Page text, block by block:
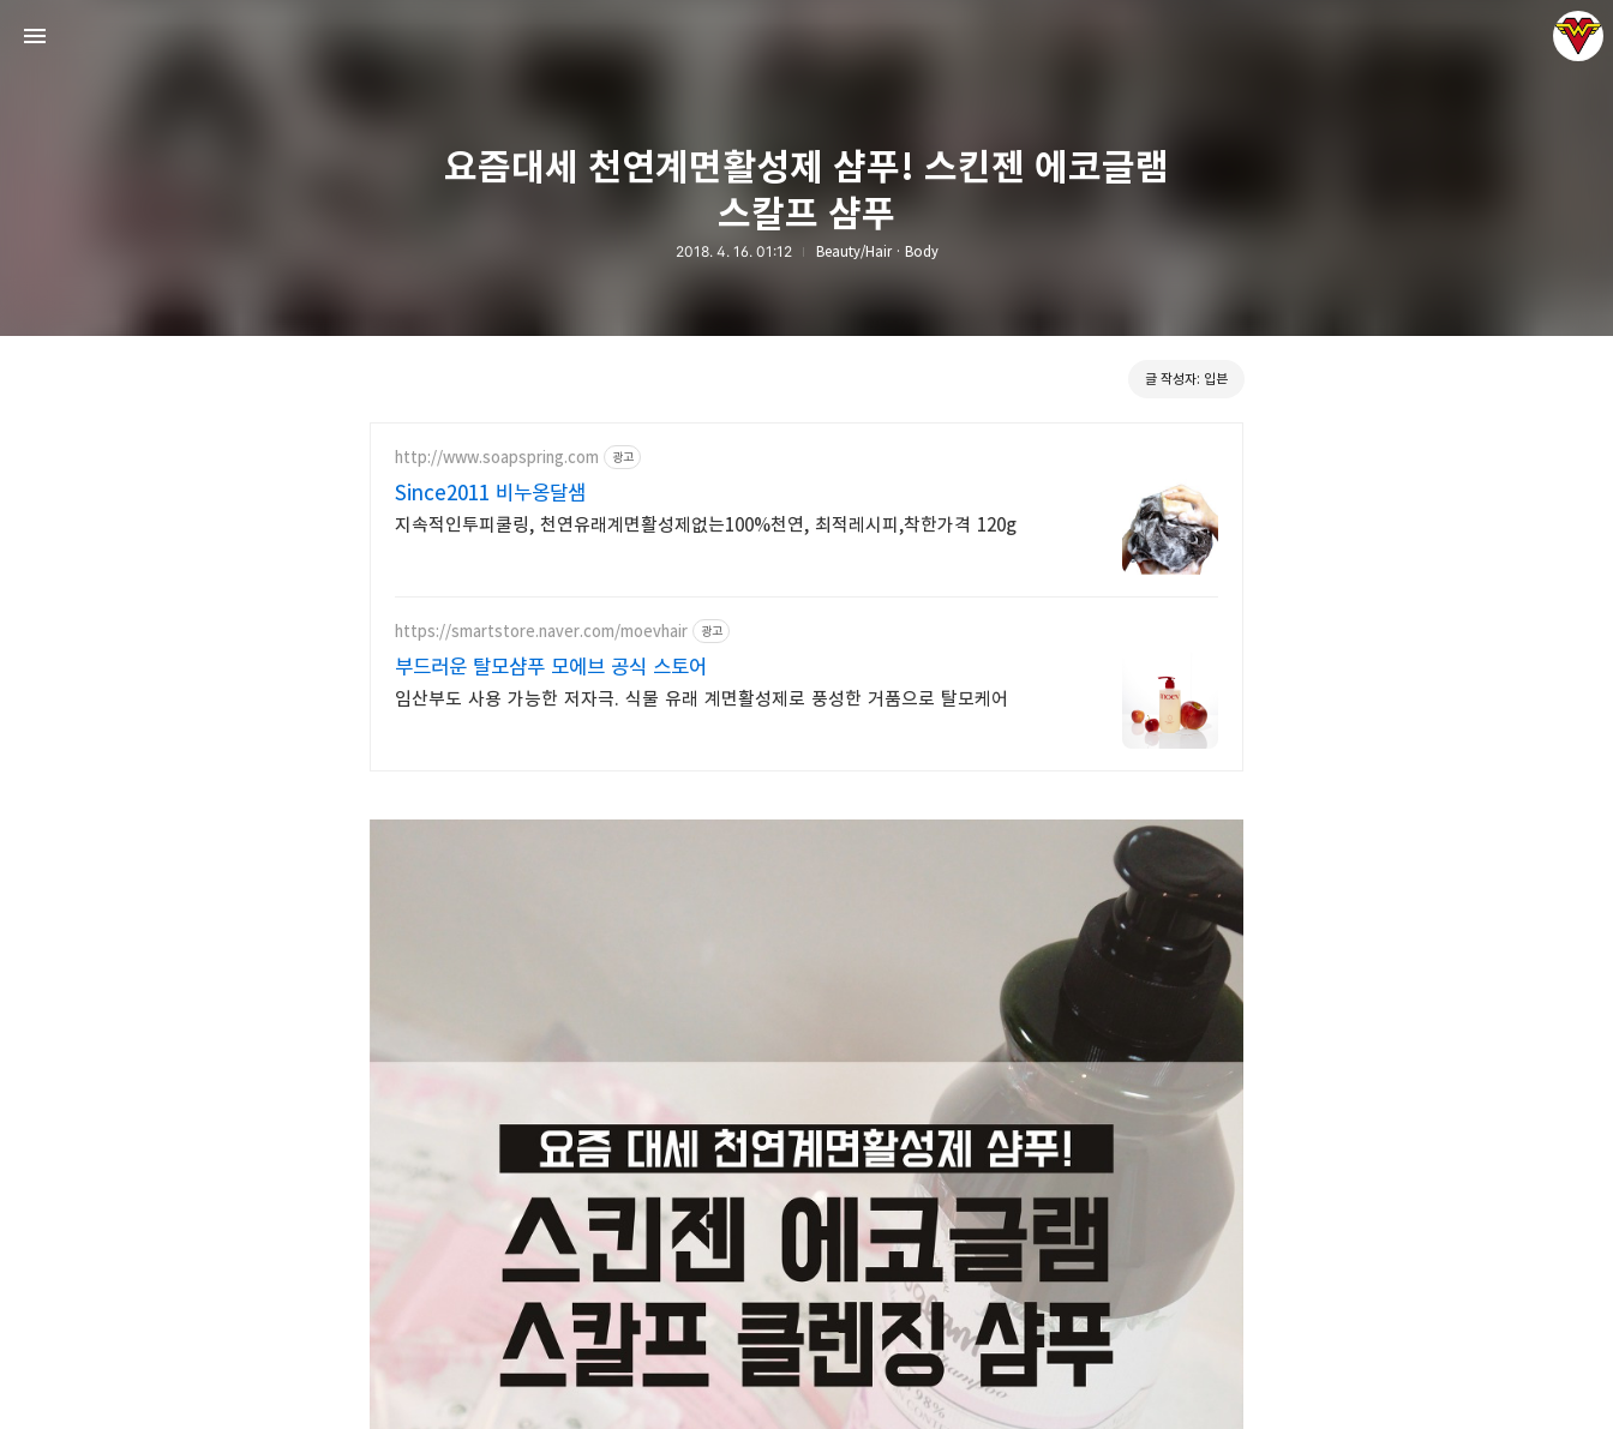
요즘대세 천연계면활성제 샴푸! 스킨젠 에코글램
스칼프 샴푸
2018. 4. 16. 01:12 Beauty/Hair · Body
글 작성자: 입븐
http://www.soapspring.com 광고
Since2011 비누옹달샘
지속적인투피쿨링, 천연유래계면활성제없는100%천연, 최적레시피,착한가격 120g
https://smartstore.naver.com/moevhair 광고
부드러운 탈모샴푸 모에브 공식 스토어
임산부도 사용 가능한 저자극. 식물 유래 계면활성제로 풍성한 거품으로 탈모케어